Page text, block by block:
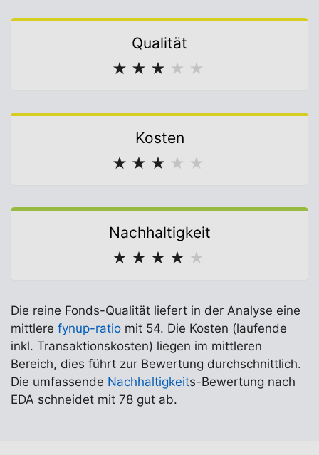
Qualität
★ ★ ★ ★ ★
Kosten
★ ★ ★ ★ ★
Nachhaltigkeit
★ ★ ★ ★ ★
Die reine Fonds-Qualität liefert in der Analyse eine
mittlere fynup-ratio mit 54. Die Kosten (laufende
inkl. Transaktionskosten) liegen im mittleren
Bereich, dies führt zur Bewertung durchschnittlich.
Die umfassende Nachhaltigkeits-Bewertung nach
EDA schneidet mit 78 gut ab.